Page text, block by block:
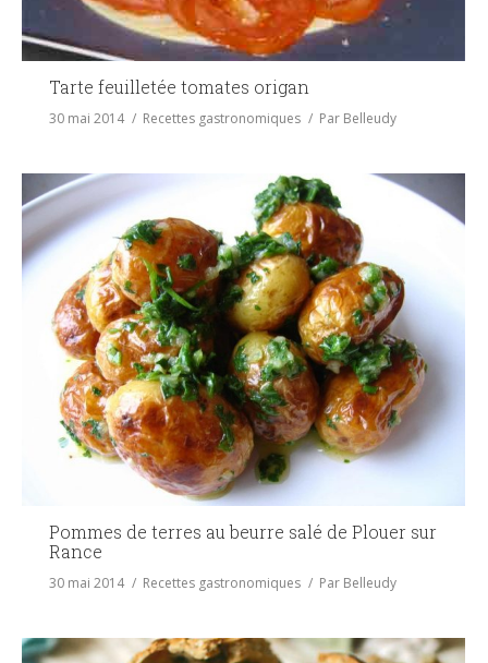
Tarte feuilletée tomates origan
30 mai 2014 Recettes gastronomiques Par Belleudy
Pommes de terres au beurre salé de Plouer sur
Rance
30 mai 2014 Recettes gastronomiques Par Belleudy